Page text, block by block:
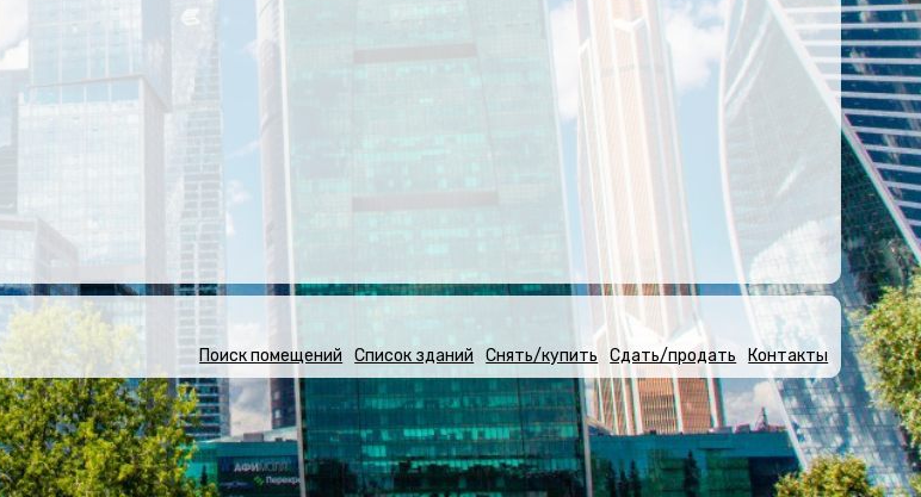
Поиск помещений Список зданий Снять/купить Сдать/продать Контакты